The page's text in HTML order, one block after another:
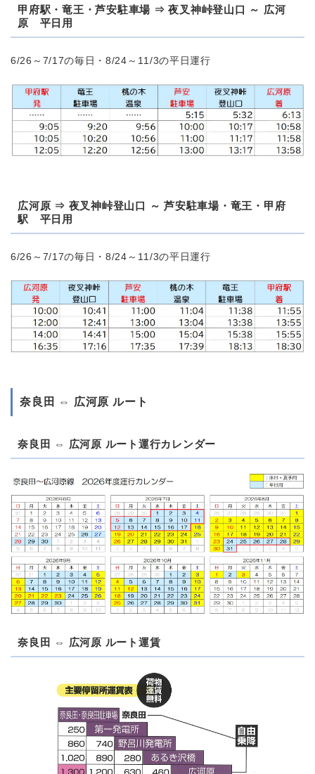
甲府駅・竜王・芦安駐車場 ⇒ 夜叉神峠登山口 ～ 広河
原 平日用
6/26～7/17の毎日・8/24～11/3の平日運行
広河原 ⇒ 夜叉神峠登山口 ～ 芦安駐車場・竜王・甲府
駅 平日用
6/26～7/17の毎日・8/24～11/3の平日運行
奈良田 ⇔ 広河原 ルート
奈良田 ⇔ 広河原 ルート運行カレンダー
奈良田 ⇔ 広河原 ルート運賃